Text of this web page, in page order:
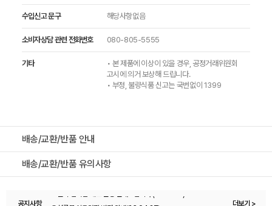
수입신고 문구 해당사항없음
소비자상담 관련 전화번호 080-805-5555
기타
• 본 제품에 이상이 있을 경우, 공정거래위원회
고시에 의거 보상해 드립니다.
• 부정, 불량식품 신고는 국번없이 1399
배송/교환/반품 안내
배송/교환/반품 유의사항
공지사항
오설록몰 이용약관 변경 안내(26.04.27)
더보기 >